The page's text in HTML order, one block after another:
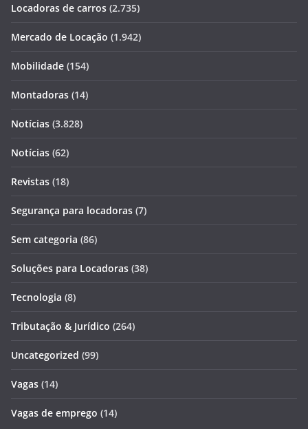
Locadoras de carros (2.735)
Mercado de Locação (1.942)
Mobilidade (154)
Montadoras (14)
Notícias (3.828)
Notícias (62)
Revistas (18)
Segurança para locadoras (7)
Sem categoria (86)
Soluções para Locadoras (38)
Tecnologia (8)
Tributação & Jurídico (264)
Uncategorized (99)
Vagas (14)
Vagas de emprego (14)